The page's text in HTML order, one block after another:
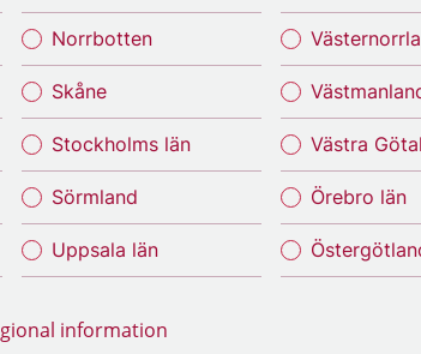
Norrbotten
Skåne
Stockholms län
Sörmland
Uppsala län
Västra
Örebro län
information